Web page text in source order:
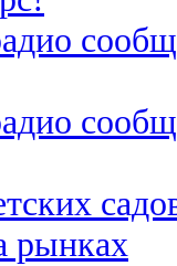
рынках